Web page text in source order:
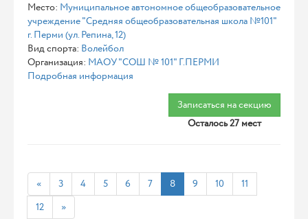
Место: Муниципальное автономное общеобразовательное
учреждение "Средняя общеобразовательная школа №101"
г. Перми (ул. Репина, 12)
Вид спорта: Волейбол
Организация: МАОУ "СОШ № 101" Г.ПЕРМИ
Подробная информация
Записаться на секцию
Осталось 27 мест
« 3 4 5 6 7 8 9 10
11
12
»